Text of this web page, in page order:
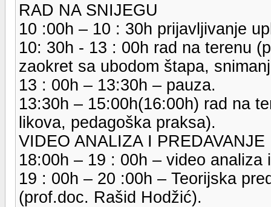
RAD NA SNIJEGU
10 :00h – 10 : 30h prijavljivanje
10: 30h - 13 : 00h rad na terenu
zaokret sa ubodom štapa,
13 : 00h – 13:30h – pauza.
13:30h – 15:00h(16:00h) rad na
likova, pedagoška praksa).
VIDEO ANALIZA I PREDAVANJE
18:00h – 19 : 00h – video analiza
19 : 00h – 20 :00h – Teorijska
(prof.doc. Rašid Hodžić).